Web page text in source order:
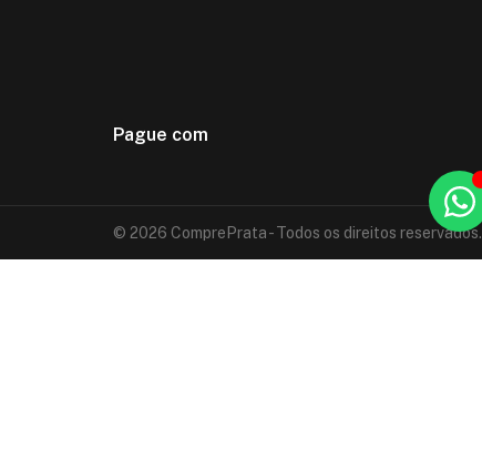
Pague com
© 2026 ComprePrata - Todos os direitos reservados.